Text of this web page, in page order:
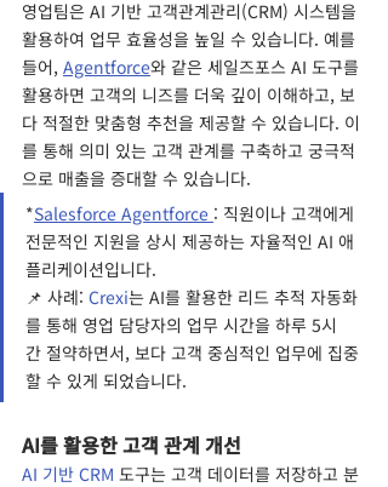
영업팀은 AI 기반 고객관계관리(CRM) 시스템을
활용하여 업무 효율성을 높일 수 있습니다. 예를
들어, Agentforce와 같은 세일즈포스 AI 도구를
활용하면 고객의 니즈를 더욱 깊이 이해하고, 보
다 적절한 맞춤형 추천을 제공할 수 있습니다. 이
를 통해 의미 있는 고객 관계를 구축하고 궁극적
으로 매출을 증대할 수 있습니다.
*Salesforce Agentforce : 직원이나 고객에게
전문적인 지원을 상시 제공하는 자율적인 AI 애
플리케이션입니다.
📌 사례: Crexi는 AI를 활용한 리드 추적 자동화
를 통해 영업 담당자의 업무 시간을 하루 5시
간 절약하면서, 보다 고객 중심적인 업무에 집중
할 수 있게 되었습니다.
AI를 활용한 고객 관계 개선
AI 기반 CRM 도구는 고객 데이터를 저장하고 분